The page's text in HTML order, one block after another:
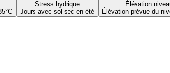
Stress hydrique
Jours avec sol sec en été
Élévation
Élévation prévue du